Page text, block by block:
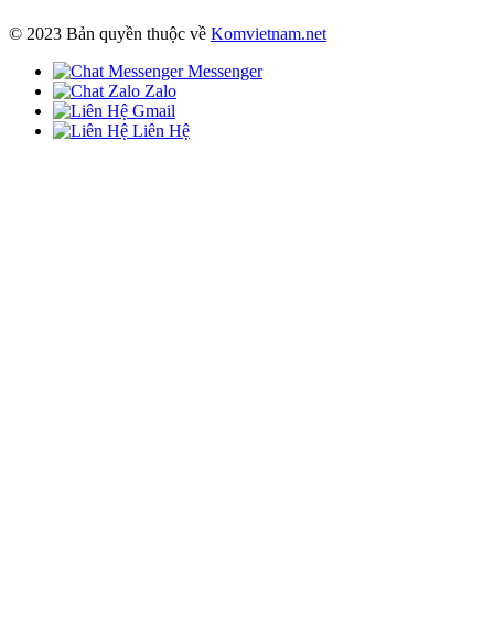
© 2023 Bản quyền thuộc về Komvietnam.net
Messenger
Zalo
Gmail
Liên Hệ